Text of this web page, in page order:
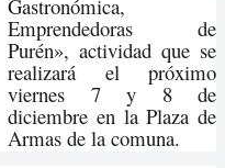
Gastronómica,
Emprendedoras de
Purén», actividad que se
realizará el próximo
viernes 7 y 8 de
diciembre en la Plaza de
Armas de la comuna.